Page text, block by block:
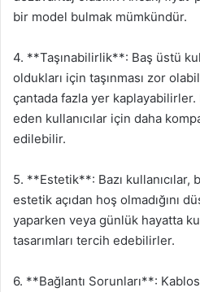
bir model bulmak mümkündür.
4. **Taşınabilirlik**: Baş üstü
oldukları için taşınması zor
çantada fazla yer kaplayabilirler.
eden kullanıcılar için daha
edilebilir.
5. **Estetik**: Bazı kullanıcılar,
estetik açıdan hoş olmadığını
yaparken veya günlük hayatta
tasarımları tercih edebilirler.
6. **Bağlantı Sorunları**: